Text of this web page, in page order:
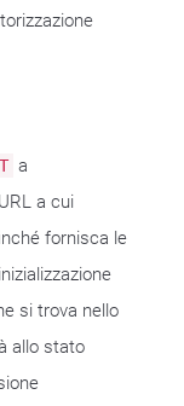
a
a cui
fornisca le
si trova nello
allo stato